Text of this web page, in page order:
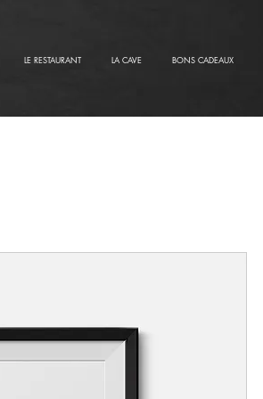
LE RESTAURANT LA CAVE BONS CADEAUX